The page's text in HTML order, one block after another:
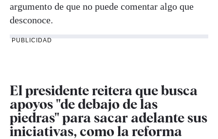
argumento de que no puede comentar algo que
desconoce.
PUBLICIDAD
El presidente reitera que busca
apoyos "de debajo de las
piedras" para sacar adelante sus
iniciativas, como la reforma